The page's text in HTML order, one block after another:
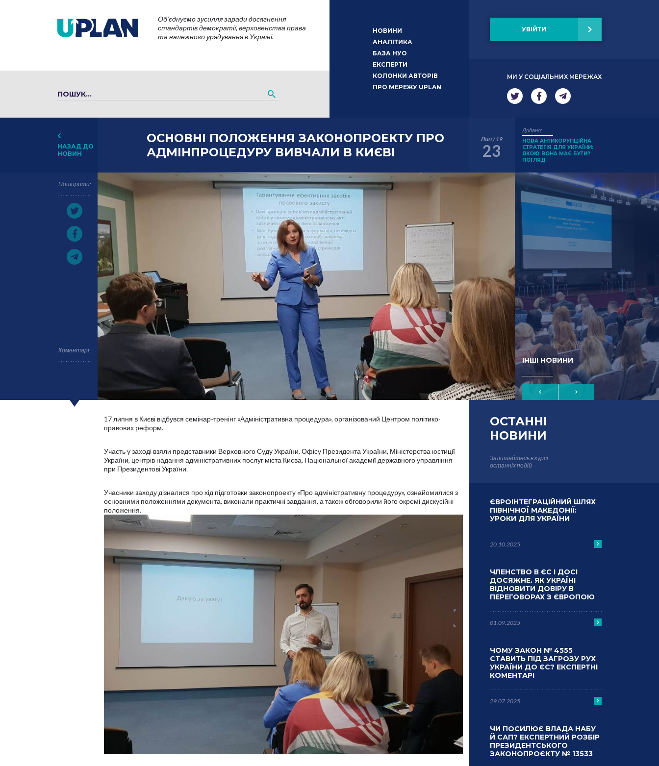
Об’єднуємо зусилля заради досягнення
стандартів демократії, верховенства права
та належного урядування в Україні.
НОВИНИ
АНАЛІТИКА
БАЗА НУО
ЕКСПЕРТИ
КОЛОНКИ АВТОРІВ
ПРО МЕРЕЖУ UPLAN
УВІЙТИ
МИ У СОЦІАЛЬНИХ МЕРЕЖАХ
НАЗАД ДО
НОВИН
Поширити:
Коментарі:
ОСНОВНІ ПОЛОЖЕННЯ ЗАКОНОПРОЕКТУ ПРО
АДМІНПРОЦЕДУРУ ВИВЧАЛИ В КИЄВІ
Лип / 19
23
Додано:
НОВА АНТИКОРУПЦІЙНА
СТРАТЕГІЯ ДЛЯ УКРАЇНИ:
ЯКОЮ ВОНА МАЄ БУТИ?
ПОГЛЯД
ІНШІ НОВИНИ
17 липня в Києві відбувся семінар-тренінг «Адміністративна процедура», організований Центром політико-
правових реформ.
Участь у заході взяли представники Верховного Суду України, Офісу Президента України, Міністерства юстиції
України, центрів надання адміністративних послуг міста Києва, Національної академії державного управління
при Президентові України.
Учасники заходу дізналися про хід підготовки законопроекту «Про адміністративну процедуру», ознайомилися з
основними положеннями документа, виконали практичні завдання, а також обговорили його окремі дискусійні
положення.
ОСТАННІ
НОВИНИ
Залишайтесь в курсі
останніх подій
ЄВРОІНТЕГРАЦІЙНИЙ ШЛЯХ
ПІВНІЧНОЇ МАКЕДОНІЇ:
УРОКИ ДЛЯ УКРАЇНИ
20.10.2025
ЧЛЕНСТВО В ЄС І ДОСІ
ДОСЯЖНЕ. ЯК УКРАЇНІ
ВІДНОВИТИ ДОВІРУ В
ПЕРЕГОВОРАХ З ЄВРОПОЮ
01.09.2025
ЧОМУ ЗАКОН № 4555
СТАВИТЬ ПІД ЗАГРОЗУ РУХ
УКРАЇНИ ДО ЄС? ЕКСПЕРТНІ
КОМЕНТАРІ
29.07.2025
ЧИ ПОСИЛЮЄ ВЛАДА НАБУ
Й САП? ЕКСПЕРТНИЙ РОЗБІР
ПРЕЗИДЕНТСЬКОГО
ЗАКОНОПРОЄКТУ № 13533